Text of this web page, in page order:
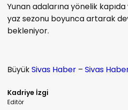
Yunan adalarına yönelik kapıda
yaz sezonu boyunca artarak
bekleniyor.
BüyükSivas Haber – Sivas
Kadriye İzgi
Editör